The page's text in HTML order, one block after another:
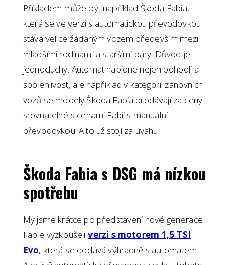
Příkladem může být například Škoda Fabia,
která se ve verzi s automatickou převodovkou
stává velice žádaným vozem především mezi
mladšími rodinami a staršími páry. Důvod je
jednoduchý. Automat nabídne nejen pohodlí a
spolehlivost, ale například v kategorii zánovních
vozů se modely Škoda Fabia prodávají za ceny
srovnatelné s cenami Fabií s manuální
převodovkou. A to už stojí za úvahu.
Škoda Fabia s DSG má nízkou
spotřebu
My jsme krátce po představení nové generace
Fabie vyzkoušeli verzi s motorem 1,5 TSI
Evo, která se dodává výhradně s automatem.